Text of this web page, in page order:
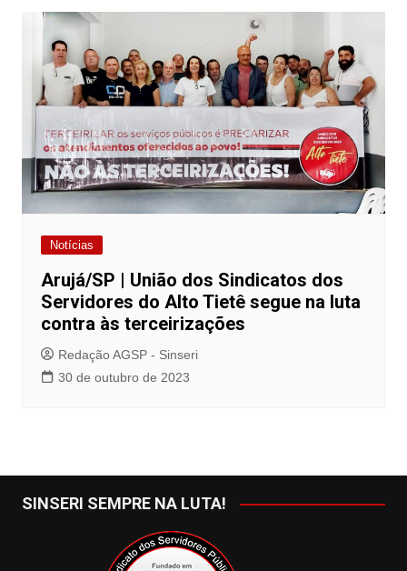
Notícias
Arujá/SP | União dos Sindicatos dos
Servidores do Alto Tietê segue na luta
contra às terceirizações
Redação AGSP - Sinseri
30 de outubro de 2023
SINSERI SEMPRE NA LUTA!